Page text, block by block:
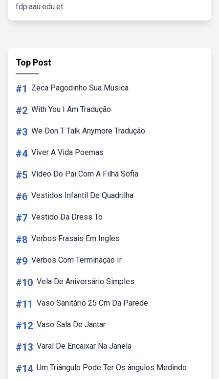
fdp.aau.edu.et.
Top Post
#1 Zeca Pagodinho Sua Musica
#2 With You I Am Tradução
#3 We Don T Talk Anymore Tradução
#4 Viver A Vida Poemas
#5 Vídeo Do Pai Com A Filha Sofia
#6 Vestidos Infantil De Quadrilha
#7 Vestido Da Dress To
#8 Verbos Frasais Em Ingles
#9 Verbos Com Terminação Ir
#10 Vela De Aniversário Simples
#11 Vaso Sanitário 25 Cm Da Parede
#12 Vaso Sala De Jantar
#13 Varal De Encaixar Na Janela
#14 Um Triângulo Pode Ter Os ângulos Medindo